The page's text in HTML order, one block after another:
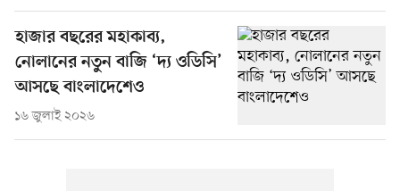
হাজার বছরের মহাকাব্য,
নোলানের নতুন বাজি ‘দ্য ওডিসি’
আসছে বাংলাদেশেও
১৬ জুলাই ২০২৬